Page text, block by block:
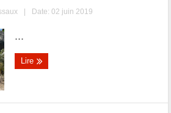
| Date: 02 juin 2019
...
Lire